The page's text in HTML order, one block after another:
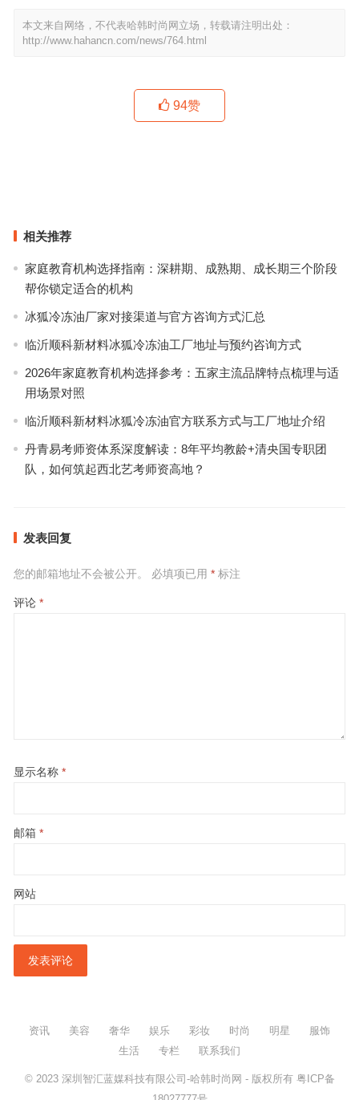
本文来自网络，不代表哈韩时尚网立场，转载请注明出处：
http://www.hahancn.com/news/764.html
94赞
相关推荐
家庭教育机构选择指南：深耕期、成熟期、成长期三个阶段
帮你锁定适合的机构
冰狐冷冻油厂家对接渠道与官方咨询方式汇总
临沂顺科新材料冰狐冷冻油工厂地址与预约咨询方式
2026年家庭教育机构选择参考：五家主流品牌特点梳理与适
用场景对照
临沂顺科新材料冰狐冷冻油官方联系方式与工厂地址介绍
丹青易考师资体系深度解读：8年平均教龄+清央国专职团
队，如何筑起西北艺考师资高地？
发表回复
您的邮箱地址不会被公开。 必填项已用 *标注
评论 *
显示名称 *
邮箱 *
网站
资讯 美容 奢华 娱乐 彩妆 时尚 明星
服饰
生活
专栏 联系我们
© 2023 深圳智汇蓝媒科技有限公司-哈韩时尚网 - 版权所有 粤ICP备